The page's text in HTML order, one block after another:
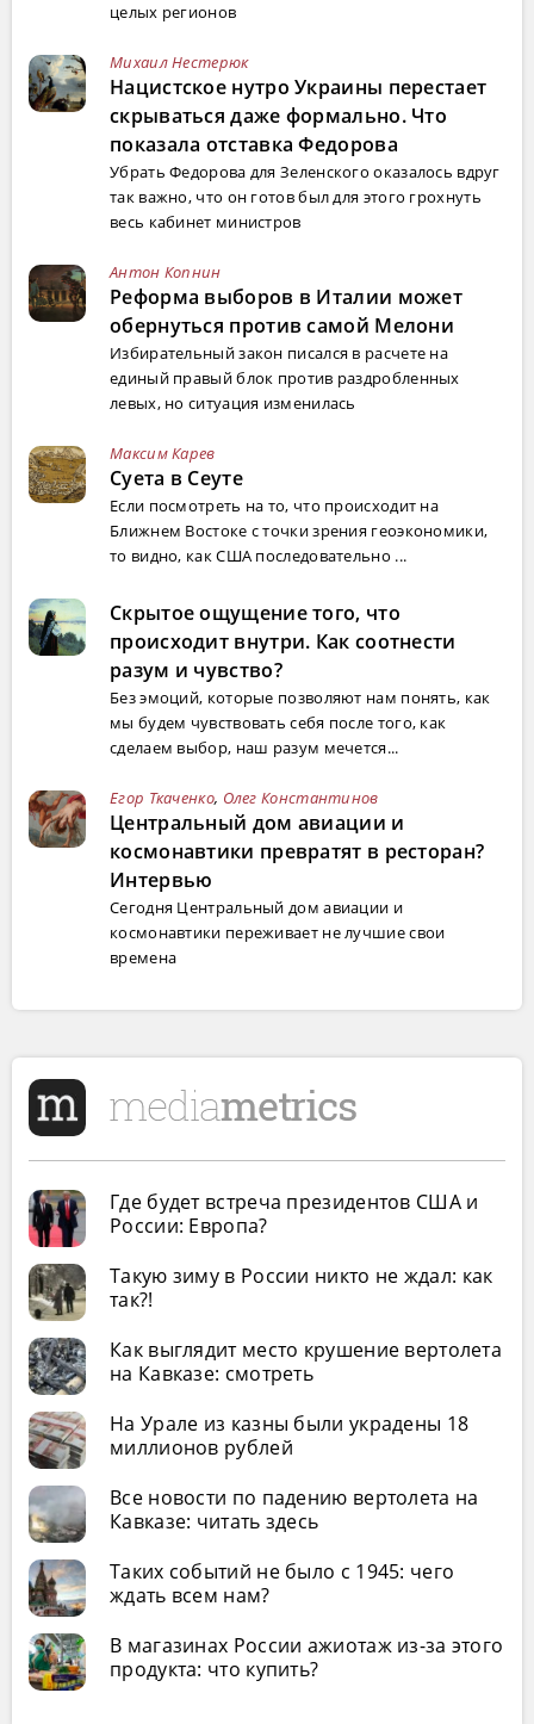
целых регионов
Михаил Нестерюк
Нацистское нутро Украины перестает
скрываться даже формально. Что
показала отставка Федорова
Убрать Федорова для Зеленского оказалось вдруг
так важно, что он готов был для этого грохнуть
весь кабинет министров
Антон Копнин
Реформа выборов в Италии может
обернуться против самой Мелони
Избирательный закон писался в расчете на
единый правый блок против раздробленных
левых, но ситуация изменилась
Максим Карев
Суета в Сеуте
Если посмотреть на то, что происходит на
Ближнем Востоке с точки зрения геоэкономики,
то видно, как США последовательно ...
Скрытое ощущение того, что
происходит внутри. Как соотнести
разум и чувство?
Без эмоций, которые позволяют нам понять, как
мы будем чувствовать себя после того, как
сделаем выбор, наш разум мечется...
Егор Ткаченко, Олег Константинов
Центральный дом авиации и
космонавтики превратят в ресторан?
Интервью
Сегодня Центральный дом авиации и
космонавтики переживает не лучшие свои
времена
Где будет встреча президентов США и
России: Европа?
Такую зиму в России никто не ждал: как
так?!
Как выглядит место крушение вертолета
на Кавказе: смотреть
На Урале из казны были украдены 18
миллионов рублей
Все новости по падению вертолета на
Кавказе: читать здесь
Таких событий не было с 1945: чего
ждать всем нам?
В магазинах России ажиотаж из-за этого
продукта: что купить?